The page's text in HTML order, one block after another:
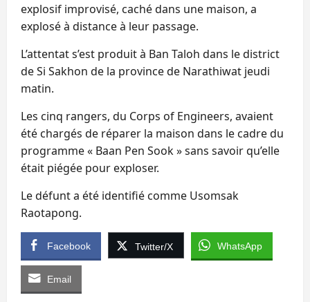
explosif improvisé, caché dans une maison, a
explosé à distance à leur passage.
L’attentat s’est produit à Ban Taloh dans le district
de Si Sakhon de la province de Narathiwat jeudi
matin.
Les cinq rangers, du Corps of Engineers, avaient
été chargés de réparer la maison dans le cadre du
programme « Baan Pen Sook » sans savoir qu’elle
était piégée pour exploser.
Le défunt a été identifié comme Usomsak
Raotapong.
Facebook Twitter/X WhatsApp
Email